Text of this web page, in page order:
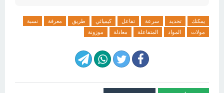
يمكنك تحديد سرعة تفاعل كيميائي طريق معرفة
نسبة
مولات
المواد المتفاعلة معادلة موزونة